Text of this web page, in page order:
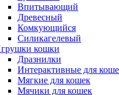
Впитывающий
Древесный
Комкующийся
Силикагелевый
кошки
Дразнилки
Интерактивные для
Мягкие для кошек
Мячики для кошек